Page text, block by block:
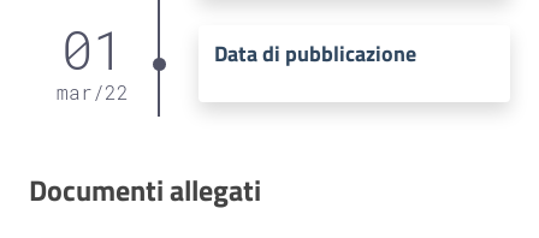
01
mar/22
Data di pubblicazione
Documenti allegati